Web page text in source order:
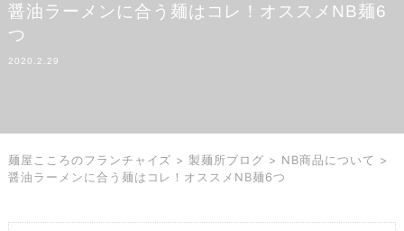
醤油ラーメンに合う麺はコレ！オススメNB麺6
つ
2020.2.29
麺屋こころのフランチャイズ > 製麺所ブログ > NB商品について >
醤油ラーメンに合う麺はコレ！オススメNB麺6つ